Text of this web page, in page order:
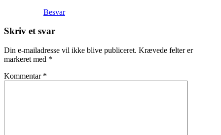
Besvar
Skriv et svar
Din e-mailadresse vil ikke blive publiceret. Krævede felter er
markeret med *
Kommentar *